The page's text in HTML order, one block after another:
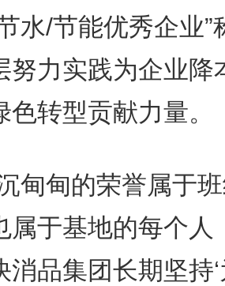
水/节能优秀企业”
努力实践为企业降
转型贡献力量。
甸的荣誉属于班
属于基地的每个人
消品集团长期坚持